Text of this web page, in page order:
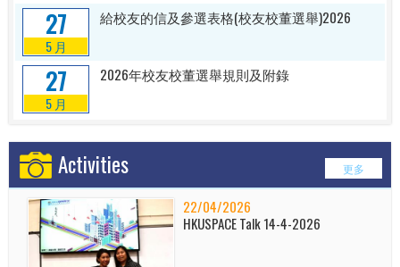
27
5 月
給校友的信及參選表格(校友校董選舉)2026
27
5 月
2026年校友校董選舉規則及附錄
更多
Activities
22/04/2026
HKUSPACE Talk 14-4-2026